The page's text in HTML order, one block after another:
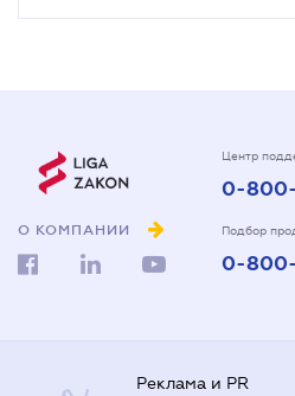
О КОМПАНИИ
Центр
0-
Подбор
0-
Реклама и PR